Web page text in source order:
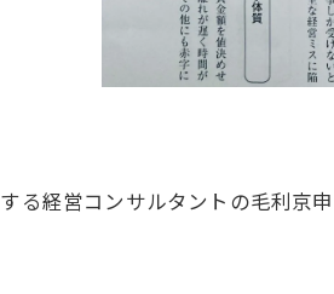
る経営コンサルタントの毛利京申